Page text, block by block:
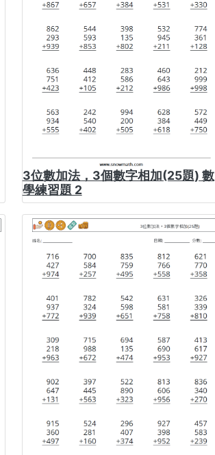
3位數加法，3個數字相加(25題) 數
學練習題 2